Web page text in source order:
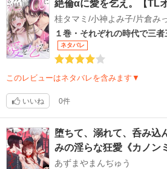
絶倫αに愛を乞え。【TL
桂タマミ/小神よみ子/片倉み
１巻・それぞれの時代で三者
ネタバレ
このレビューはネタバレを含みます▼
いいね 0件
堕ちて、溺れて、呑み込
みの淫らな狂愛《カノン
あずまやまんぢゅう